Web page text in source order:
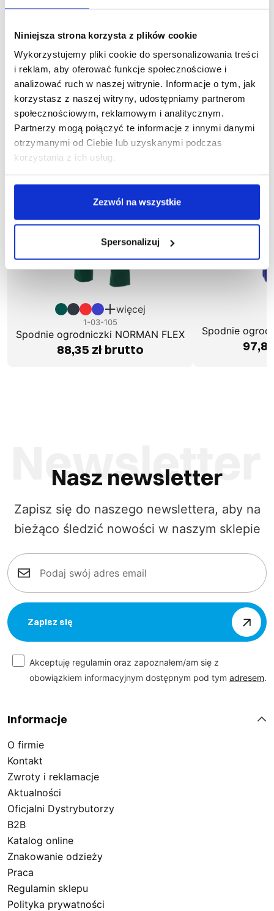
Niniejsza strona korzysta z plików cookie
Wykorzystujemy pliki cookie do spersonalizowania treści
i reklam, aby oferować funkcje społecznościowe i
analizować ruch w naszej witrynie. Informacje o tym, jak
korzystasz z naszej witryny, udostępniamy partnerom
społecznościowym, reklamowym i analitycznym.
Partnerzy mogą połączyć te informacje z innymi danymi
otrzymanymi od Ciebie lub uzyskanymi podczas
korzystania z ich usług.
Zezwól na wszystkie
Spersonalizuj
Podobne produkty
więcej
1-03-105
Spodnie ogrodniczki NORMAN FLEX
88,35 zł brutto
Spodnie
Nasz newsletter
Zapisz się do naszego newslettera, aby na
bieżąco śledzić nowości w naszym sklepie
Zapisz się
Akceptuję regulamin oraz zapoznałem/am się z
obowiązkiem informacyjnym dostępnym pod tym adresem.
Informacje
O firmie
Kontakt
Zwroty i reklamacje
Aktualności
Oficjalni Dystrybutorzy
B2B
Katalog online
Znakowanie odzieży
Praca
Regulamin sklepu
Polityka prywatności